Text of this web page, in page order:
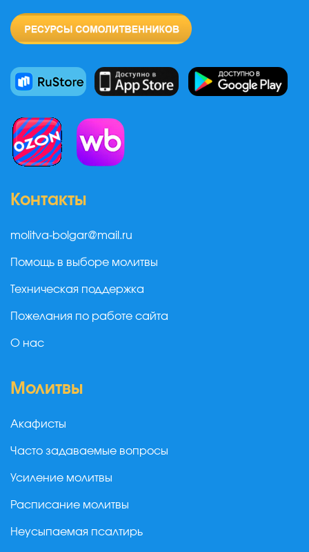
Контакты
molitva-bolgar@mail.ru
Помощь в выборе молитвы
Техническая поддержка
Пожелания по работе сайта
О нас
Молитвы
Акафисты
Часто задаваемые вопросы
Усиление молитвы
Расписание молитвы
Неусыпаемая псалтирь